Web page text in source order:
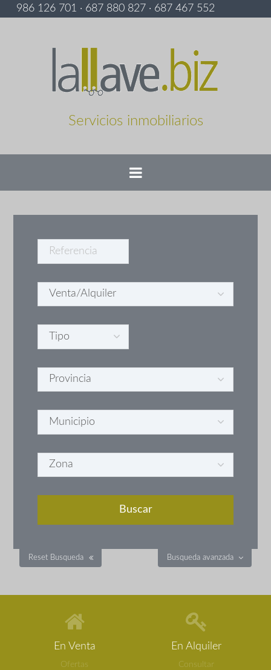
986 126 701 · 687 880 827 · 687 467 552
Servicios inmobiliarios
Busqueda avanzada
Reset Busqueda
En Venta
Ofertas
En Alquiler
Consultar